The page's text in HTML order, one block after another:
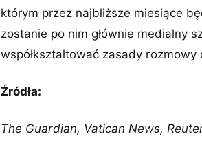
którym przez najbliższe miesiące
zostanie po nim głównie medialny
współkształtować zasady
Źródła:
The Guardian, Vatican News,